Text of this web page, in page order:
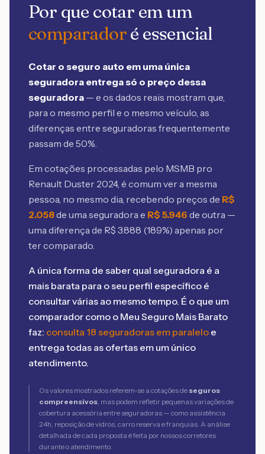
Por que cotar em um
comparadoré essencial
Cotar o seguro auto em uma única
seguradora entrega só o preço dessa
seguradora — e os dados reais mostram que,
para o mesmo perfil e o mesmo veículo, as
diferenças entre seguradoras frequentemente
passam de 50%.
Em cotações processadas pelo MSMB pro
Renault Duster 2024, é comum ver a mesma
pessoa, no mesmo dia, recebendo preços de R$
2.058de uma seguradora e R$ 5.946 de outra —
uma diferença de R$ 3.888 (189%) apenas por
ter comparado.
A única forma de saber qual seguradora é a
mais barata para o seu perfil específico é
consultar várias ao mesmo tempo. É o que um
comparador como o Meu Seguro Mais Barato
faz: consulta 18 seguradoras em paralelo e
entrega todas as ofertas em um único
atendimento.
Os valores mostrados referem-se a cotações de seguros
compreensivos, mas podem refletir pequenas variações de
cobertura acessória entre seguradoras — como assistência
24h, reposição de vidros, carro reserva e franquias. A análise
detalhada de cada proposta é feita por nossos corretores
durante o atendimento.